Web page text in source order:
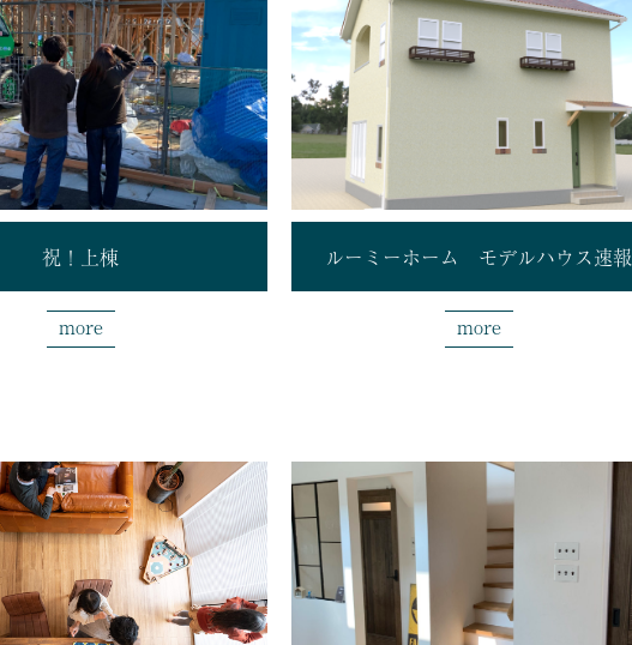
祝！上棟
more
ルーミーホーム モデルハウス速報
more